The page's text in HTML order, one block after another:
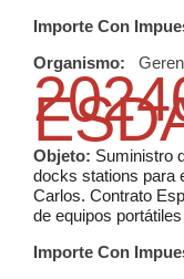
Importe Con
Organismo:
Objeto: Suministro
docks stations para
Carlos. Contrato
de equipos
Importe Con